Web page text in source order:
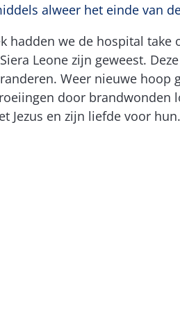
alweer het einde van
hadden we de hospital
Leone zijn geweest.
Weer nieuwe hoop
door brandwonden
Jezus en zijn liefde voor